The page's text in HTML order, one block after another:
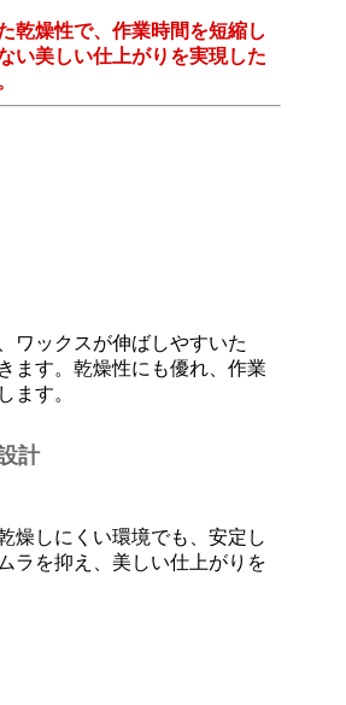
乾燥性で、作業時間を短縮し
い美しい仕上がりを実現した
ワックスが伸ばしやすいた
ます。乾燥性にも優れ、作業
ます。
計
燥しにくい環境でも、安定し
ラを抑え、美しい仕上がりを